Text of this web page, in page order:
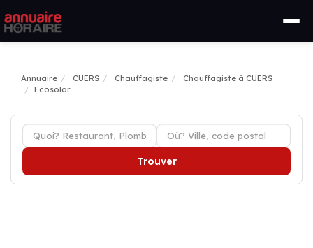
Annuaire CUERS Chauffagiste
Chauffagiste à CUERS
Ecosolar
Trouver